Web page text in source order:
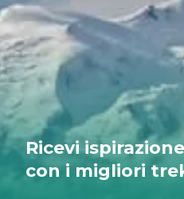
Ricevi
con i migliori